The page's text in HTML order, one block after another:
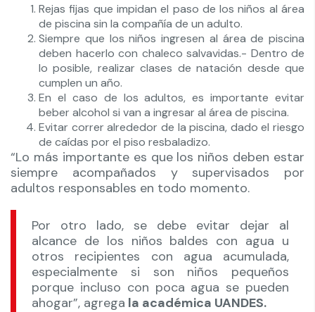
Rejas fijas que impidan el paso de los niños al área
de piscina sin la compañía de un adulto.
Siempre que los niños ingresen al área de piscina
deben hacerlo con chaleco salvavidas.- Dentro de
lo posible, realizar clases de natación desde que
cumplen un año.
En el caso de los adultos, es importante evitar
beber alcohol si van a ingresar al área de piscina.
Evitar correr alrededor de la piscina, dado el riesgo
de caídas por el piso resbaladizo.
“Lo más importante es que los niños deben estar
siempre acompañados y supervisados por
adultos responsables en todo momento.
Por otro lado, se debe evitar dejar al
alcance de los niños baldes con agua u
otros recipientes con agua acumulada,
especialmente si son niños pequeños
porque incluso con poca agua se pueden
ahogar”, agrega la académica UANDES.